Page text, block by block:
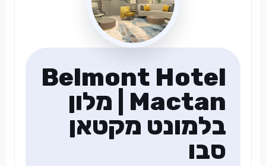
Belmont Hotel
Mactan | מלון
בלמונט מקטאן
סבו